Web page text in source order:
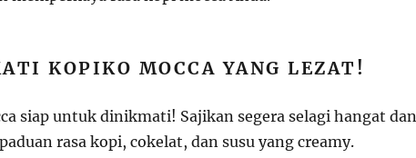
KOPIKO MOCCA YANG LEZAT!
siap untuk dinikmati! Sajikan segera selagi hangat dan
rasa kopi, cokelat, dan susu yang creamy.